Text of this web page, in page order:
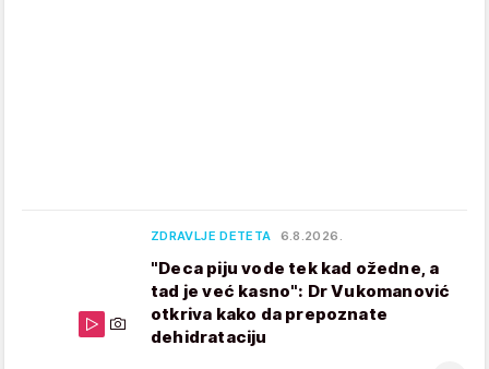
ZDRAVLJE DETETA 6.8.2026.
"Deca piju vode tek kad ožedne, a
tad je već kasno": Dr Vukomanović
otkriva kako da prepoznate
dehidrataciju